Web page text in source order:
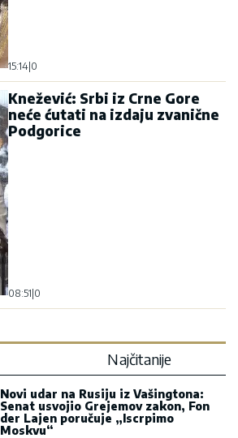
15:14|0
Knežević: Srbi iz Crne Gore
neće ćutati na izdaju zvanične
Podgorice
08:51|0
Najčitanije
Novi udar na Rusiju iz Vašingtona:
Senat usvojio Grejemov zakon, Fon
der Lajen poručuje „Iscrpimo
Moskvu“